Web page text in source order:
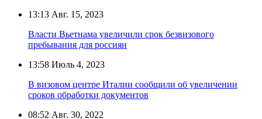
13:13 Авг. 15, 2023
Власти Вьетнама увеличили срок безвизового
пребывания для россиян
13:58 Июль 4, 2023
В визовом центре Италии сообщили об увеличении
сроков обработки документов
08:52 Авг. 30, 2022